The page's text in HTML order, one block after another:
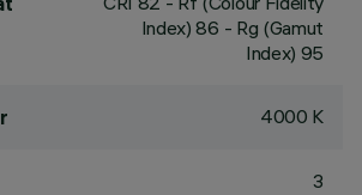
Index) 86 - Rg (Gamut
Index) 95
4000 K
3